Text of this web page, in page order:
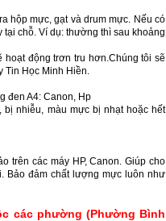
hộp mực, gạt và drum mực. Nếu có
chỗ. Ví dụ: thường thì sau khoảng
hoạt động trơn tru hơn.Chúng tôi sẽ
Tin Học Minh Hiền.
đen A4: Canon, Hp
nhiễu, màu mực bị nhạt hoặc hết
trên các máy HP, Canon. Giúp cho
Bảo đảm chất lượng mực luôn như
các phường (Phường Bình